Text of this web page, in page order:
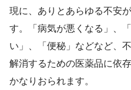
現に、ありとあらゆる不安
す。「病気が悪くなる」、
い」、「便秘」などなど、
解消するための医薬品に依
かなりおられます。